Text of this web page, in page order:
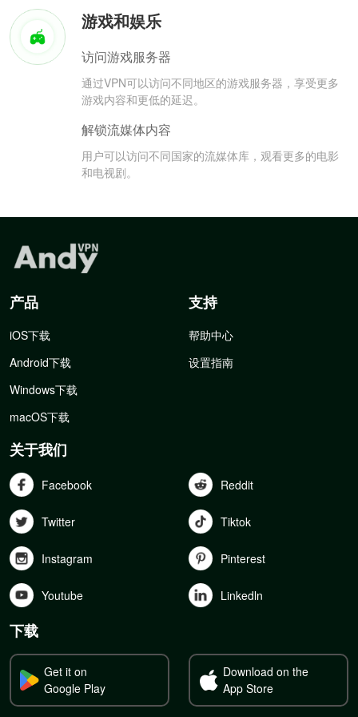
游戏和娱乐
访问游戏服务器
通过VPN可以访问不同地区的游戏服务器，享受更多
游戏内容和更低的延迟。
解锁流媒体内容
用户可以访问不同国家的流媒体库，观看更多的电影
和电视剧。
产品
iOS下载
Android下载
Windows下载
macOS下载
支持
帮助中心
设置指南
关于我们
Facebook Reddit
Twitter Tiktok
Instagram Pinterest
Youtube Linkedln
下载
Get it on
Google Play
Download on the
App Store